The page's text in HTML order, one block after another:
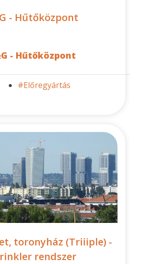
- Hűtőközpont
- Hűtőközpont
#Előregyártás
toronyház (Triiiple) -
rendszer